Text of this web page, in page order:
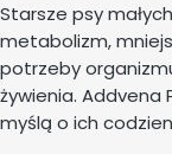
Starsze psy
metabolizm,
potrzeby
żywienia. Addvena
myślą o ich